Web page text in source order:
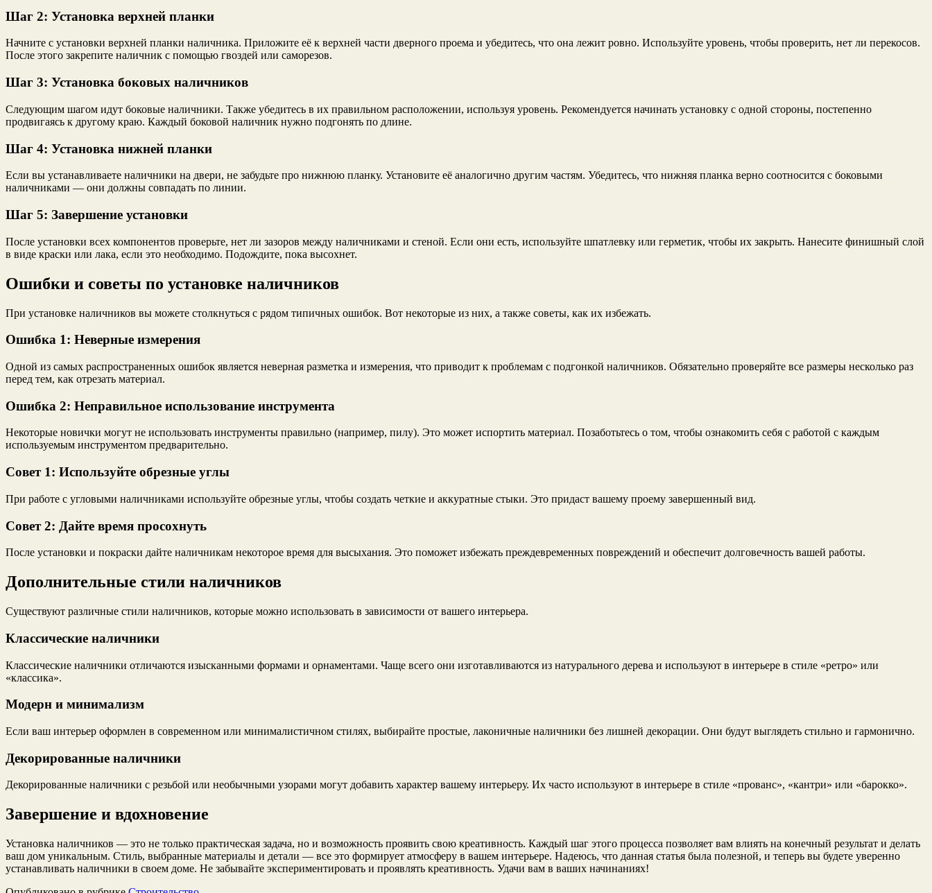
Шаг 2: Установка верхней планки
Начните с установки верхней планки наличника. Приложите её к верхней части дверного проема и убедитесь, что она лежит ровно. Используйте уровень, чтобы проверить, нет ли перекосов.
После этого закрепите наличник с помощью гвоздей или саморезов.
Шаг 3: Установка боковых наличников
Следующим шагом идут боковые наличники. Также убедитесь в их правильном расположении, используя уровень. Рекомендуется начинать установку с одной стороны, постепенно
продвигаясь к другому краю. Каждый боковой наличник нужно подгонять по длине.
Шаг 4: Установка нижней планки
Если вы устанавливаете наличники на двери, не забудьте про нижнюю планку. Установите её аналогично другим частям. Убедитесь, что нижняя планка верно соотносится с боковыми
наличниками — они должны совпадать по линии.
Шаг 5: Завершение установки
После установки всех компонентов проверьте, нет ли зазоров между наличниками и стеной. Если они есть, используйте шпатлевку или герметик, чтобы их закрыть. Нанесите финишный слой
в виде краски или лака, если это необходимо. Подождите, пока высохнет.
Ошибки и советы по установке наличников
При установке наличников вы можете столкнуться с рядом типичных ошибок. Вот некоторые из них, а также советы, как их избежать.
Ошибка 1: Неверные измерения
Одной из самых распространенных ошибок является неверная разметка и измерения, что приводит к проблемам с подгонкой наличников. Обязательно проверяйте все размеры несколько раз
перед тем, как отрезать материал.
Ошибка 2: Неправильное использование инструмента
Некоторые новички могут не использовать инструменты правильно (например, пилу). Это может испортить материал. Позаботьтесь о том, чтобы ознакомить себя с работой с каждым
используемым инструментом предварительно.
Совет 1: Используйте обрезные углы
При работе с угловыми наличниками используйте обрезные углы, чтобы создать четкие и аккуратные стыки. Это придаст вашему проему завершенный вид.
Совет 2: Дайте время просохнуть
После установки и покраски дайте наличникам некоторое время для высыхания. Это поможет избежать преждевременных повреждений и обеспечит долговечность вашей работы.
Дополнительные стили наличников
Существуют различные стили наличников, которые можно использовать в зависимости от вашего интерьера.
Классические наличники
Классические наличники отличаются изысканными формами и орнаментами. Чаще всего они изготавливаются из натурального дерева и используют в интерьере в стиле «ретро» или
«классика».
Модерн и минимализм
Если ваш интерьер оформлен в современном или минималистичном стилях, выбирайте простые, лаконичные наличники без лишней декорации. Они будут выглядеть стильно и гармонично.
Декорированные наличники
Декорированные наличники с резьбой или необычными узорами могут добавить характер вашему интерьеру. Их часто используют в интерьере в стиле «прованс», «кантри» или «барокко».
Завершение и вдохновение
Установка наличников — это не только практическая задача, но и возможность проявить свою креативность. Каждый шаг этого процесса позволяет вам влиять на конечный результат и делать
ваш дом уникальным. Стиль, выбранные материалы и детали — все это формирует атмосферу в вашем интерьере. Надеюсь, что данная статья была полезной, и теперь вы будете уверенно
устанавливать наличники в своем доме. Не забывайте экспериментировать и проявлять креативность. Удачи вам в ваших начинаниях!